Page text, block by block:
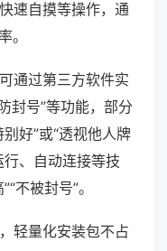
速自摸等操作，通
。
通过第三方软件实
封号”等功能，部分
好”或“透视他人牌
、自动连接等技
不被封号”。
轻量化安装包不占